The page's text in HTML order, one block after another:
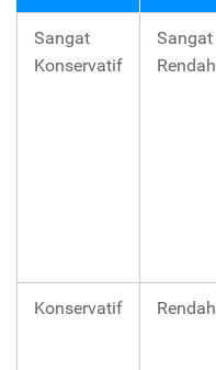
Sangat
Konservatif
Sangat
Rendah
Konservatif Rendah